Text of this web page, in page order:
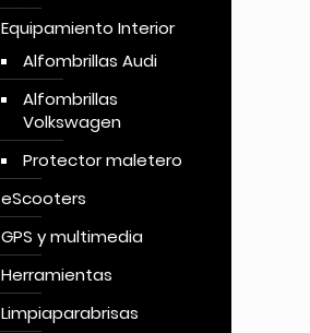
Equipamiento Interior
Alfombrillas Audi
Alfombrillas
Volkswagen
Protector maletero
eScooters
GPS y multimedia
Herramientas
Limpiaparabrisas